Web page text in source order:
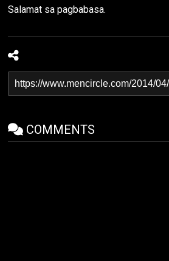
Salamat sa pagbabasa.
COMMENTS